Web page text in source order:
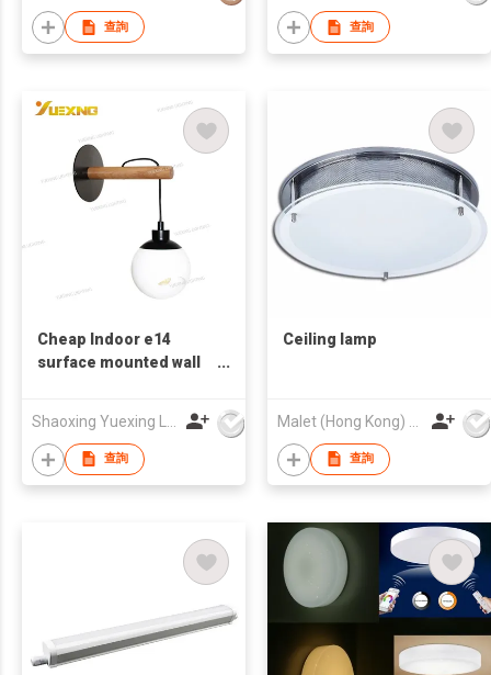
查詢 查詢
Cheap Indoor e14
surface mounted wall
查詢
Ceiling lamp
查詢